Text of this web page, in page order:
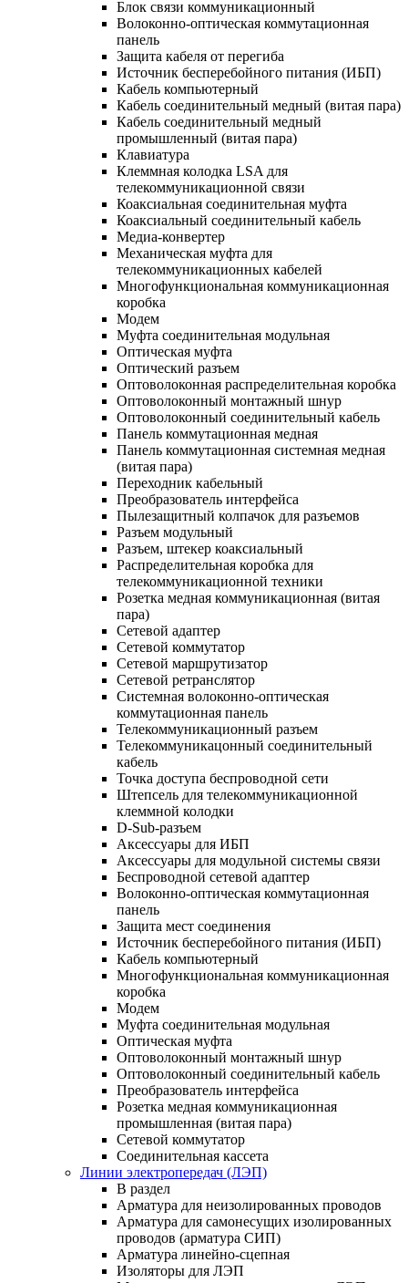
Блок связи коммуникационный
Волоконно-оптическая коммутационная
панель
Защита кабеля от перегиба
Источник бесперебойного питания (ИБП)
Кабель компьютерный
Кабель соединительный медный (витая пара)
Кабель соединительный медный
промышленный (витая пара)
Клавиатура
Клеммная колодка LSA для
телекоммуникационной связи
Коаксиальная соединительная муфта
Коаксиальный соединительный кабель
Медиа-конвертер
Механическая муфта для
телекоммуникационных кабелей
Многофункциональная коммуникационная
коробка
Модем
Муфта соединительная модульная
Оптическая муфта
Оптический разъем
Оптоволоконная распределительная коробка
Оптоволоконный монтажный шнур
Оптоволоконный соединительный кабель
Панель коммутационная медная
Панель коммутационная системная медная
(витая пара)
Переходник кабельный
Преобразователь интерфейса
Пылезащитный колпачок для разъемов
Разъем модульный
Разъем, штекер коаксиальный
Распределительная коробка для
телекоммуникационной техники
Розетка медная коммуникационная (витая
пара)
Сетевой адаптер
Сетевой коммутатор
Сетевой маршрутизатор
Сетевой ретранслятор
Системная волоконно-оптическая
коммутационная панель
Телекоммуникационный разъем
Телекоммуникацонный соединительный
кабель
Точка доступа беспроводной сети
Штепсель для телекоммуникационной
клеммной колодки
D-Sub-разъем
Аксессуары для ИБП
Аксессуары для модульной системы связи
Беспроводной сетевой адаптер
Волоконно-оптическая коммутационная
панель
Защита мест соединения
Источник бесперебойного питания (ИБП)
Кабель компьютерный
Многофункциональная коммуникационная
коробка
Модем
Муфта соединительная модульная
Оптическая муфта
Оптоволоконный монтажный шнур
Оптоволоконный соединительный кабель
Преобразователь интерфейса
Розетка медная коммуникационная
промышленная (витая пара)
Сетевой коммутатор
Соединительная кассета
Линии электропередач (ЛЭП)
В раздел
Арматура для неизолированных проводов
Арматура для самонесущих изолированных
проводов (арматура СИП)
Арматура линейно-сцепная
Изоляторы для ЛЭП